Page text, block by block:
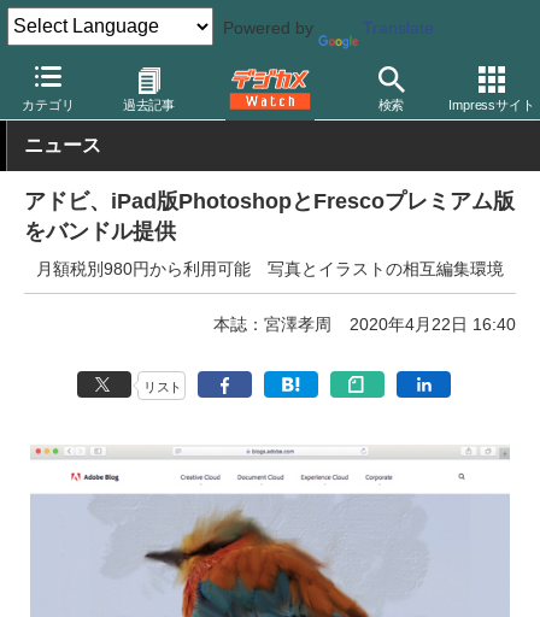
Powered by Translate
カテゴリ 過去記事 検索 Impressサイト
デジカメ Watch PC/モバイル関連 アプリ/ソフトウェア アドビ
ニュース
アドビ、iPad版PhotoshopとFrescoプレミアム版
をバンドル提供
月額税別980円から利用可能 写真とイラストの相互編集環境
本誌：宮澤孝周 2020年4月22日 16:40
リスト